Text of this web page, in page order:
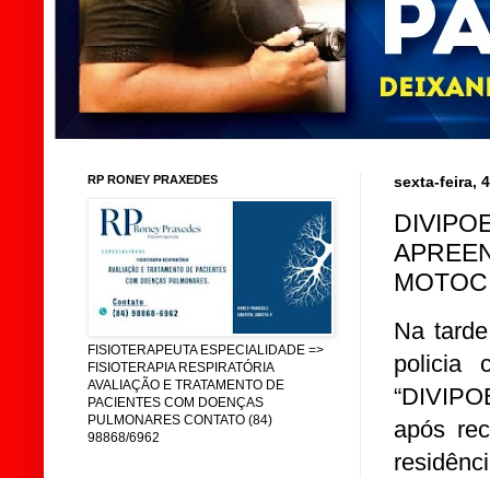
sexta-feira,
Na
policia
após
RP RONEY PRAXEDES
FISIOTERAPEUTA ESPECIALIDADE =>
FISIOTERAPIA RESPIRATÓRIA
AVALIAÇÃO E TRATAMENTO DE
PACIENTES COM DOENÇAS
PULMONARES CONTATO (84)
98868/6962